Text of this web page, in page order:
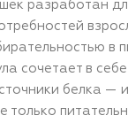
разработан
в
сочетает в
белка —
только